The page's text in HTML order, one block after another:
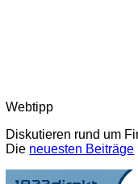
Webtipp
Diskutieren rund um
Die neuesten Beiträge